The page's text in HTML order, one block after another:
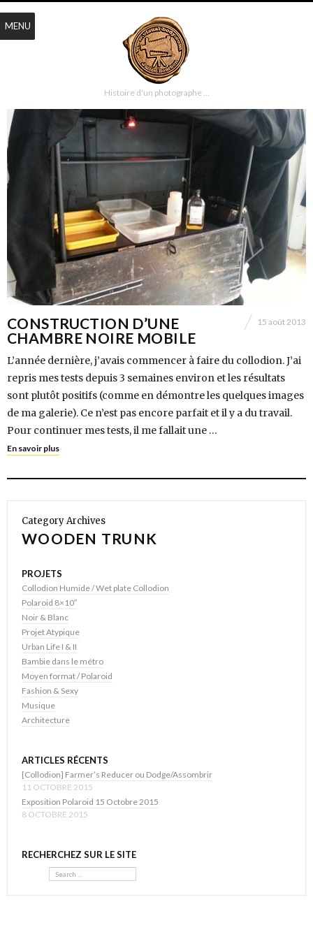
Histoire d'un photographe …
CONSTRUCTION D’UNE
CHAMBRE NOIRE MOBILE
15 août 2013
L’année dernière, j’avais commencer à faire du collodion. J’ai
repris mes tests depuis 3 semaines environ et les résultats
sont plutôt positifs (comme en démontre les quelques images
de ma galerie). Ce n’est pas encore parfait et il y a du travail.
Pour continuer mes tests, il me fallait une …
En savoir plus
Category Archives
WOODEN TRUNK
PROJETS
Collodion Humide / Wet plate Collodion
Polaroid 8×10″
Noir & Blanc
Projet Atypique
Urban Life I & II
Bambie dans le métro
Moyen format / Polaroid
Fashion & Sexy
Musique
Architecture
ARTICLES RÉCENTS
[Collodion] Farmer’s Reducer ou Dodge/Assombrir
11 OCTOBRE 2015
Exposition Polaroid 15 Octobre 2015
8 OCTOBRE 2015
RECHERCHEZ SUR LE SITE
Search
MENU